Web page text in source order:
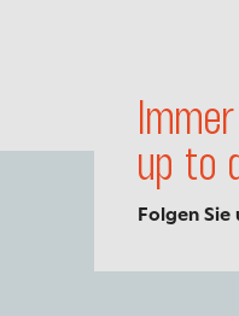
Immer
up to
Folgen Sie